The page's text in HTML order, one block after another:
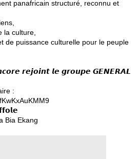
panafricain structuré, reconnu et
la culture,
de puissance culturelle pour le peuple
𝙧𝙚𝙟𝙤𝙞𝙣𝙩 𝙡𝙚 𝙜𝙧𝙤𝙪𝙥𝙚 𝙂𝙀𝙉𝙀𝙍𝘼𝙇
:
Bia Ekang